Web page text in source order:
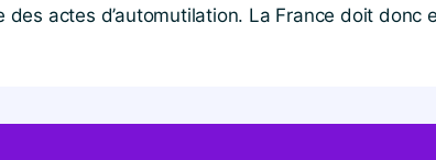
des actes d’automutilation. La France doit donc